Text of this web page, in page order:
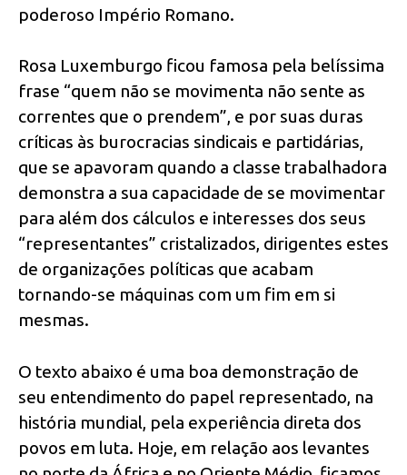
poderoso Império Romano.
Rosa Luxemburgo ficou famosa pela belíssima
frase “quem não se movimenta não sente as
correntes que o prendem”, e por suas duras
críticas às burocracias sindicais e partidárias,
que se apavoram quando a classe trabalhadora
demonstra a sua capacidade de se movimentar
para além dos cálculos e interesses dos seus
“representantes” cristalizados, dirigentes estes
de organizações políticas que acabam
tornando-se máquinas com um fim em si
mesmas.
O texto abaixo é uma boa demonstração de
seu entendimento do papel representado, na
história mundial, pela experiência direta dos
povos em luta. Hoje, em relação aos levantes